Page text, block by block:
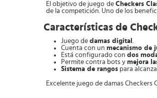
El objetivo de juego de Checkers
de la competición. Uno de los
Características de
Juego de damas digital .
Cuenta con un mecanismo de
Está configurado con dos
Permite contra bots y mejora
Sistema de rangos para
Excelente juego de damas Checkers